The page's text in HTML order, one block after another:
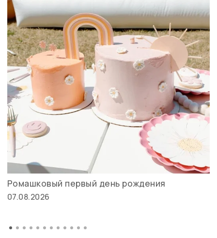
Ромашковый первый день рождения
07.08.2026